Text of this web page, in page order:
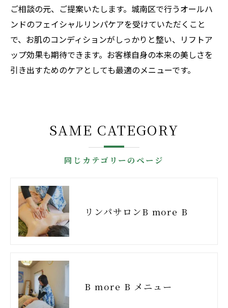
ご相談の元、ご提案いたします。城南区で行うオールハ
ンドのフェイシャルリンパケアを受けていただくこと
で、お肌のコンディションがしっかりと整い、リフトア
ップ効果も期待できます。お客様自身の本来の美しさを
引き出すためのケアとしても最適のメニューです。
同じカテゴリーのページ
SAME CATEGORY
リンパサロンB more B
B more B メニュー